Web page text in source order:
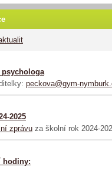
peckova@gym-
2025
zprávu za školní rok 2024-
hodiny: